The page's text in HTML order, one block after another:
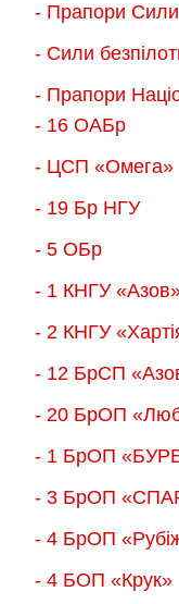
- Прапори Сили
- Сили
- Прапори
- 16 ОАБр
- ЦСП «Омега»
- 19 Бр НГУ
- 5 ОБр
- 1 КНГУ
- 2 КНГУ
- 12 БрСП
- 20 БрОП
- 1 БрОП
- 3 БрОП
- 4 БрОП
- 4 БОП «Крук»